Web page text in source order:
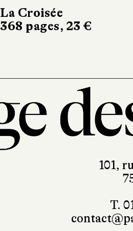
La Croisée
368 pages, 23 €
101,
T.